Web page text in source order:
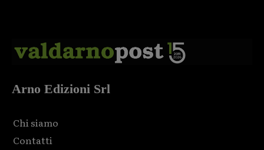
Arno Edizioni Srl
Chi siamo
Contatti